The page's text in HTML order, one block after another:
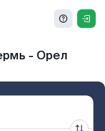
- Орел